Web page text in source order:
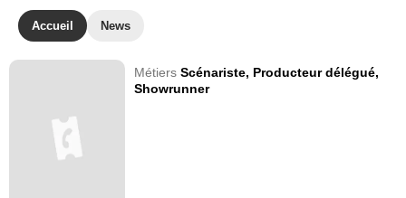
Accueil News
MétiersScénariste, Producteur délégué,
Showrunner